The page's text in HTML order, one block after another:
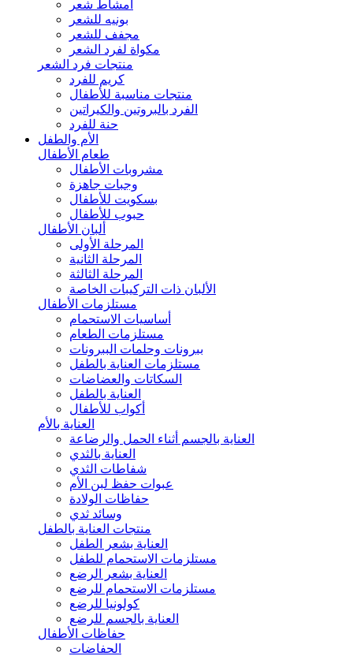
أمشاط شعر
بونيه للشعر
مجفف للشعر
مكواة لفرد الشعر
منتجات فرد الشعر
كريم للفرد
منتجات مناسبة للأطفال
الفرد بالبروتين والكيراتين
حنة للفرد
الأم والطفل
طعام الأطفال
مشروبات الأطفال
وجبات جاهزة
بسكويت للأطفال
حبوب للأطفال
ألبان الأطفال
المرحلة الأولى
المرحلة الثانية
المرحلة الثالثة
الألبان ذات التركيبات الخاصة
مستلزمات الأطفال
أساسيات الاستحمام
مستلزمات الطعام
ببرونات وحلمات الببرونات
مستلزمات العناية بالطفل
السكاتات والعضاضات
العناية بالطفل
أكواب للأطفال
العناية بالأم
العناية بالجسم أثناء الحمل والرضاعة
العناية بالثدي
شفاطات الثدي
عبوات حفظ لبن الأم
حفاظات الولادة
وسائد ثدي
منتجات العناية بالطفل
العناية بشعر الطفل
مستلزمات الاستحمام للطفل
العناية بشعر الرضع
مستلزمات الاستحمام للرضع
كولونيا للرضع
العناية بالجسم للرضع
حفاظات الأطفال
الحفاضات